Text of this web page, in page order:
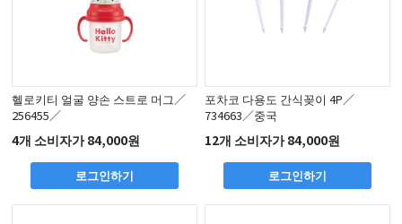
헬로키티 얼굴 양손 스트로 머그／
256455／
4개 소비자가 84,000원
로그인하기
포차코 다용도 간식꽂이 4P／
734663／중국
12개 소비자가 84,000원
로그인하기